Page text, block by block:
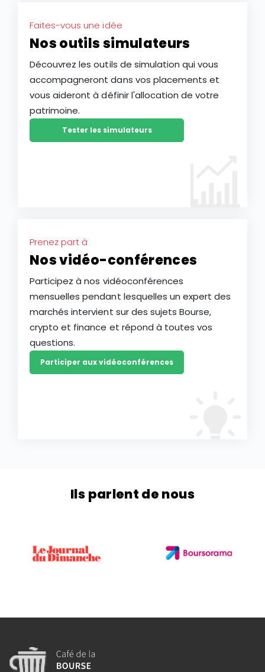
Faites-vous une idée
Nos outils simulateurs
Découvrez les outils de simulation qui vous
accompagneront dans vos placements et
vous aideront à définir l'allocation de votre
patrimoine.
Tester les simulateurs
Prenez part à
Nos vidéo-conférences
Participez à nos vidéoconférences
mensuelles pendant lesquelles un expert des
marchés intervient sur des sujets Bourse,
crypto et finance et répond à toutes vos
questions.
Participer aux vidéoconférences
Ils parlent de nous